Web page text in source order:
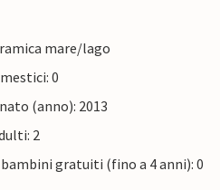
mare/lago
0
(anno): 2013
2
gratuiti (fino a 4 anni): 0